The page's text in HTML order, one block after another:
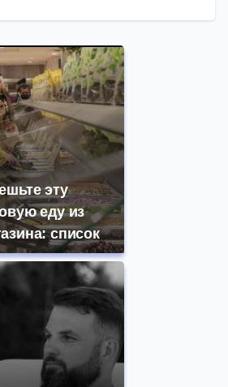
эту
еду из
список